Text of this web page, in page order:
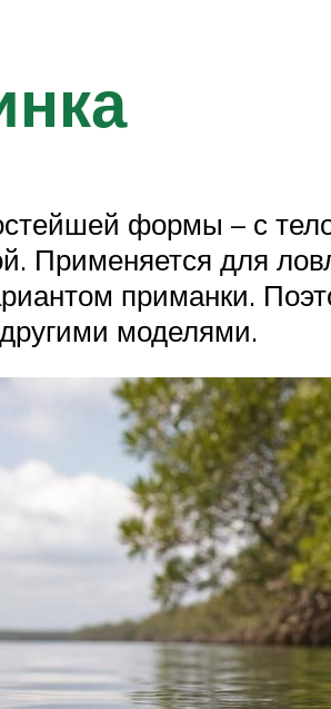
формы – с
Применяется для
приманки.
моделями.